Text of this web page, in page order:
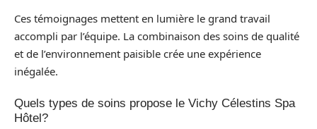
Ces témoignages mettent en lumière le grand travail
accompli par l’équipe. La combinaison des soins de qualité
et de l’environnement paisible crée une expérience
inégalée.
Quels types de soins propose le Vichy Célestins Spa
Hôtel?